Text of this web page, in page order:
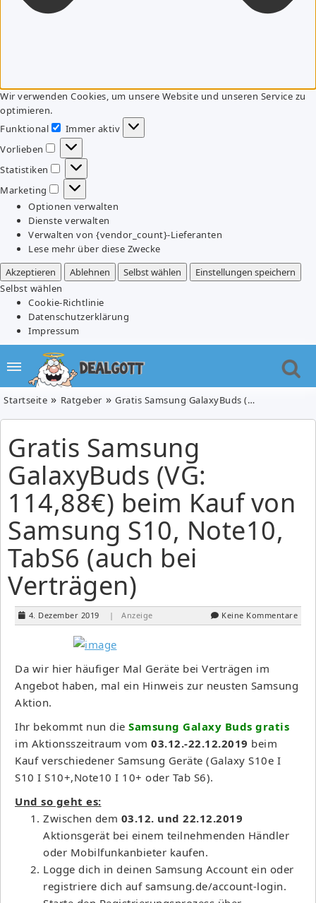
Wir verwenden Cookies, um unsere Website und unseren Service zu
optimieren.
Funktional
Funktional
Immer aktiv
Vorlieben
Vorlieben
Statistiken
Statistiken
Marketing
Marketing
Optionen verwalten
Dienste verwalten
Verwalten von {vendor_count}-Lieferanten
Lese mehr über diese Zwecke
Akzeptieren
Ablehnen Selbst wählen
Einstellungen speichern
Selbst wählen
Cookie-Richtlinie
Datenschutzerklärung
Impressum
Startseite Ratgeber Gratis Samsung GalaxyBuds (VG: 114,88€) beim Kauf von Samsung S10, Note10, TabS6 (auch bei Verträgen)
Gratis Samsung
GalaxyBuds (VG:
114,88€) beim Kauf von
Samsung S10, Note10,
TabS6 (auch bei
Verträgen)
4. Dezember 2019 | Anzeige Keine Kommentare
Da wir hier häufiger Mal Geräte bei Verträgen im
Angebot haben, mal ein Hinweis zur neusten Samsung
Aktion.
Ihr bekommt nun die Samsung Galaxy Buds gratis
im Aktionsszeitraum vom 03.12.-22.12.2019 beim
Kauf verschiedener Samsung Geräte (Galaxy S10e I
S10 I S10+,Note10 I 10+ oder Tab S6).
Und so geht es:
Zwischen dem 03.12. und 22.12.2019
Aktionsgerät bei einem teilnehmenden Händler
oder Mobilfunkanbieter kaufen.
Logge dich in deinen Samsung Account ein oder
registriere dich auf samsung.de/account-login.